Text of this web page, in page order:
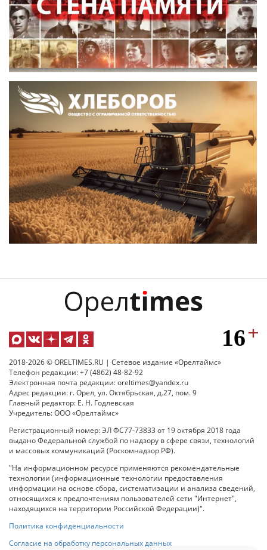
2018-2026 © ORELTIMES.RU | Сетевое издание «Орелтаймс»
Телефон редакции: +7 (4862) 48-82-92
Электронная почта редакции: oreltimes@yandex.ru
Адрес редакции: г. Орел, ул. Октябрьская, д.27, пом. 9
Главный редактор: Е. Н. Годлевская
Учредитель: ООО «Орелтаймс»
Регистрационный номер: ЭЛ ФС77-73833 от 19 октября 2018 года
выдано Федеральной службой по надзору в сфере связи, технологий
и массовых коммуникаций (Роскомнадзор РФ).
"На информационном ресурсе применяются рекомендательные
технологии (информационные технологии предоставления
информации на основе сбора, систематизации и анализа сведений,
относящихся к предпочтениям пользователей сети "Интернет",
находящихся на территории Российской Федерации)".
Политика конфиденциальности
Согласие на обработку персональных данных